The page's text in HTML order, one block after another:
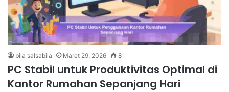
bila salsabila Maret 29, 2026 8
PC Stabil untuk Produktivitas Optimal di
Kantor Rumahan Sepanjang Hari